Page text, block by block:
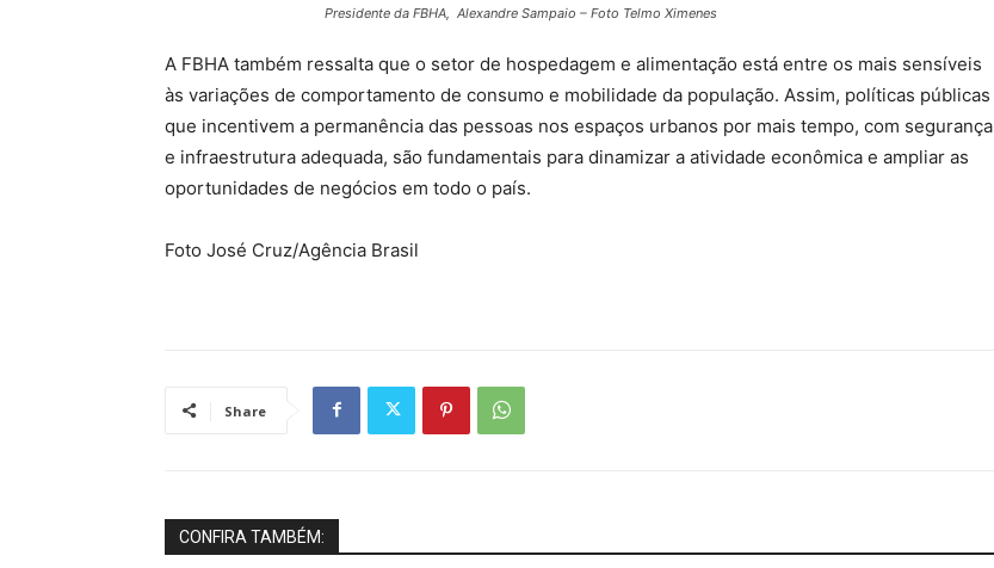
Presidente da FBHA, Alexandre Sampaio – Foto Telmo Ximenes
A FBHA também ressalta que o setor de hospedagem e alimentação está entre os mais sensíveis
às variações de comportamento de consumo e mobilidade da população. Assim, políticas públicas
que incentivem a permanência das pessoas nos espaços urbanos por mais tempo, com segurança
e infraestrutura adequada, são fundamentais para dinamizar a atividade econômica e ampliar as
oportunidades de negócios em todo o país.
Foto José Cruz/Agência Brasil
Share
CONFIRA TAMBÉM: